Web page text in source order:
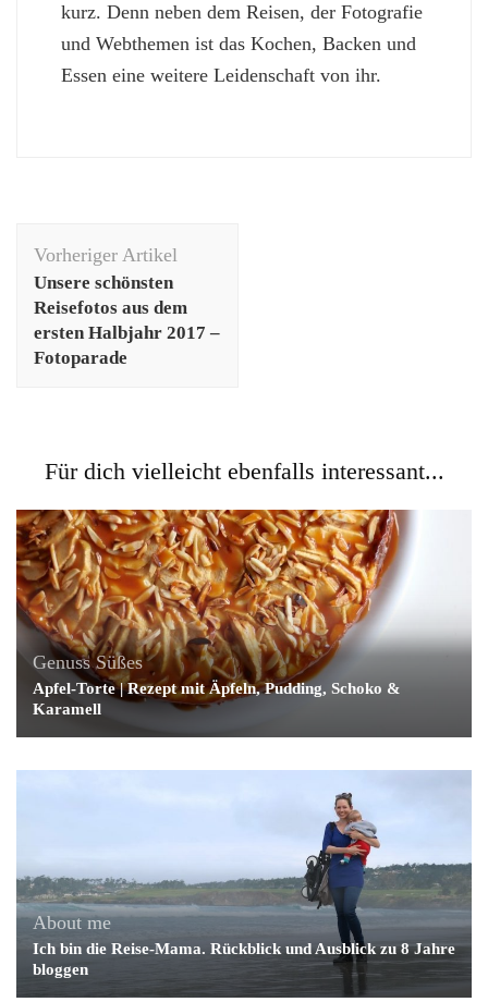
kurz. Denn neben dem Reisen, der Fotografie
und Webthemen ist das Kochen, Backen und
Essen eine weitere Leidenschaft von ihr.
Vorheriger Artikel
Unsere schönsten
Reisefotos aus dem
ersten Halbjahr 2017 –
Fotoparade
Für dich vielleicht ebenfalls interessant...
Genuss Süßes
Apfel-Torte | Rezept mit Äpfeln, Pudding, Schoko &
Karamell
About me
Ich bin die Reise-Mama. Rückblick und Ausblick zu 8 Jahre
bloggen